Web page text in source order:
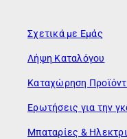
Σχετικά με Εμάς
Λήψη Καταλόγου
Καταχώρηση
Ερωτήσεις για την
Μπαταρίες &